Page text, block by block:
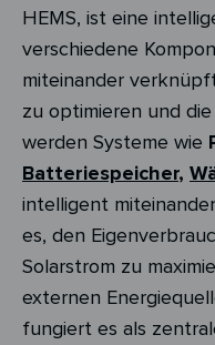
HEMS, ist eine
verschiedene
miteinander
zu optimieren und
werden Systeme wie
Batteriespeicher,
intelligent
es, den
Solarstrom zu
externen
fungiert es als